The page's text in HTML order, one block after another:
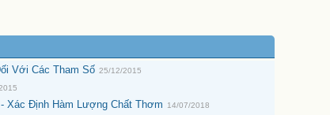
Với Các Tham Số 25/12/2015
Xác Định Hàm Lượng Chất Thơm 14/07/2018